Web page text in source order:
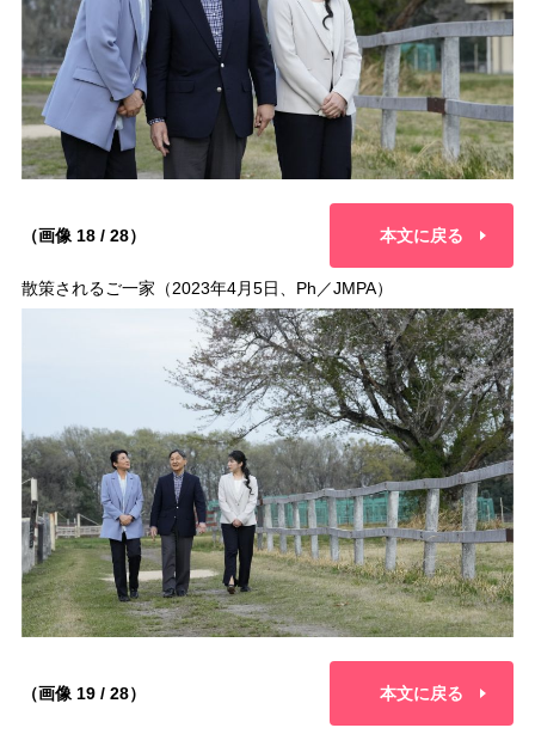
（画像 18 / 28） 本文に戻る
散策されるご一家（2023年4月5日、Ph／JMPA）
（画像 19 / 28） 本文に戻る